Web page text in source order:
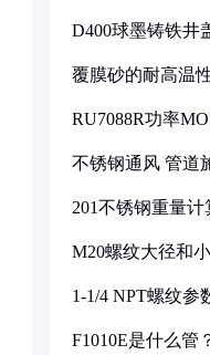
D400球墨铸铁井
覆膜砂的耐高温
RU7088R功率
不锈钢通风 管道
201不锈钢重量
M20螺纹大径和
1-1/4 NPT螺纹参
F1010E是什么管